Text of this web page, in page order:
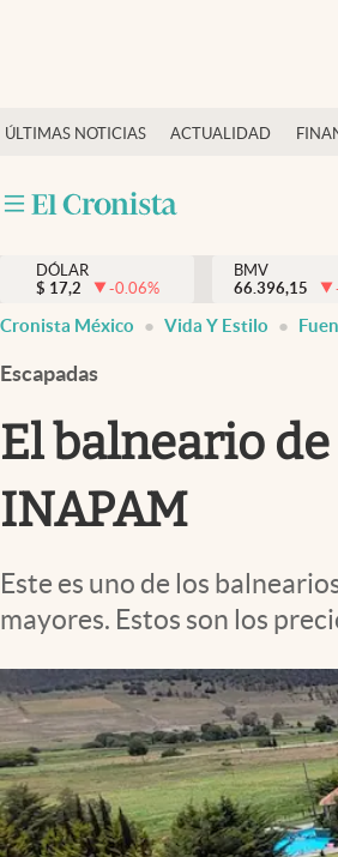
ÚLTIMAS NOTICIAS ACTUALIDAD
Actualidad
Internacionales
Opinión
Brand Strategy
Vida y estilo
Espiritualidad
abre en nueva pestaña
DÓLAR
$ 17,2 -0.06%
BMV
66.396,15
Cronista México Vida Y Estilo
Escapadas
El balneario
INAPAM
Este es uno de los
mayores. Estos son los